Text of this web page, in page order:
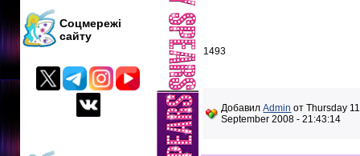
Соцмережі
сайту
1493
ДобавилAdmin от Thursday 11
September 2008 - 21:43:14